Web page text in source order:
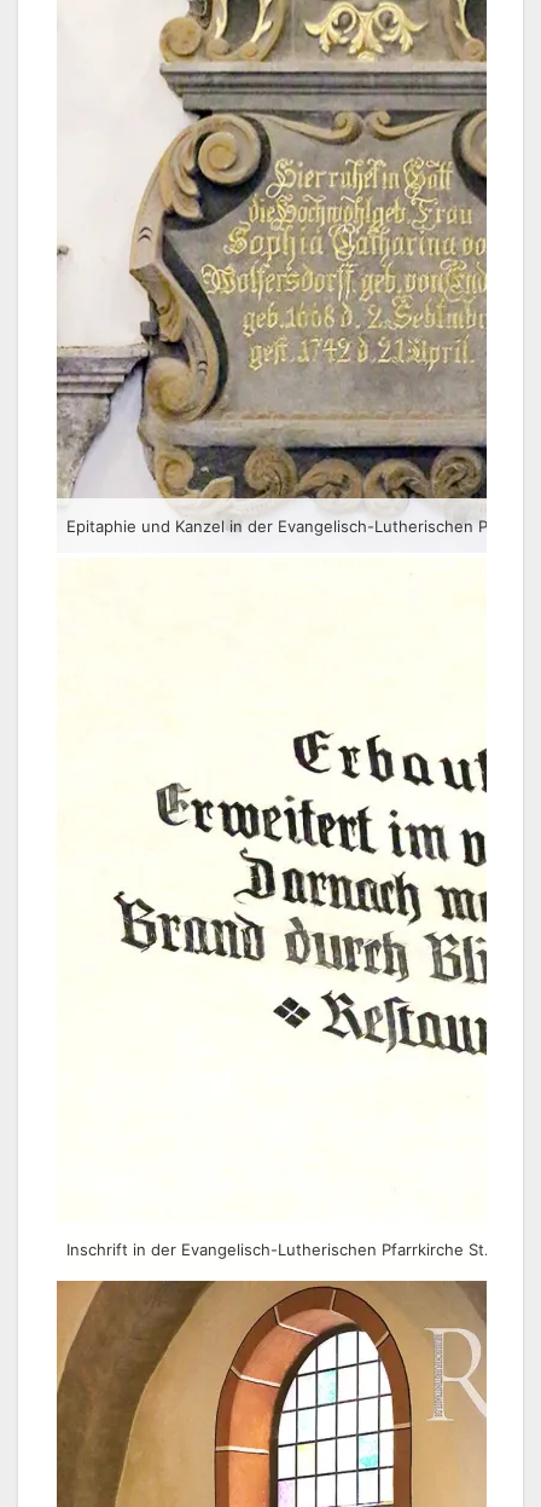
Epitaphie und Kanzel in der Evangelisch-Lutherischen
Inschrift in der Evangelisch-Lutherischen Pfarrkirche St. Veit